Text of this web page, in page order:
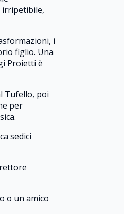
irripetibile,
i
figlio. Una
Proietti è
Tufello, poi
per
sedici
o un amico